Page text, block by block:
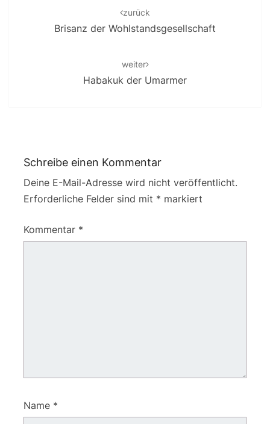
zurück
Brisanz der Wohlstandsgesellschaft
weiter
Habakuk der Umarmer
Schreibe einen Kommentar
Deine E-Mail-Adresse wird nicht veröffentlicht.
Erforderliche Felder sind mit * markiert
Kommentar *
Name *